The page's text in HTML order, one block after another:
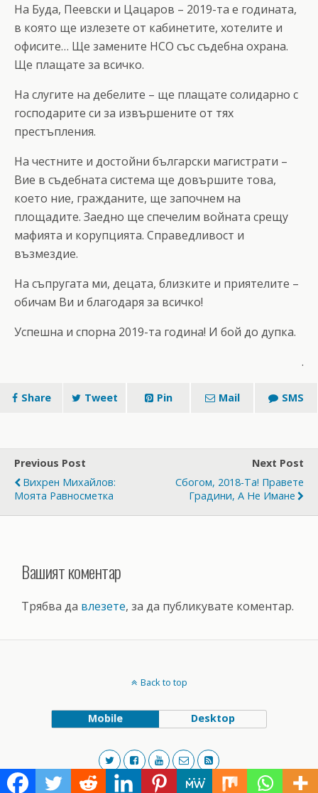
На Буда, Пеевски и Цацаров – 2019-та е годината,
в която ще излезете от кабинетите, хотелите и
офисите… Ще замените НСО със съдебна охрана.
Ще плащате за всичко.
На слугите на дебелите – ще плащате солидарно с
господарите си за извършените от тях
престъпления.
На честните и достойни български магистрати –
Вие в съдебната система ще довършите това,
което ние, гражданите, ще започнем на
площадите. Заедно ще спечелим войната срещу
мафията и корупцията. Справедливост и
възмездие.
На съпругата ми, децата, близките и приятелите –
обичам Ви и благодаря за всичко!
Успешна и спорна 2019-та година! И бой до дупка.
.
Share Tweet Pin Mail SMS
Previous Post
Вихрен Михайлов:
Моята Равносметка
Next Post
Сбогом, 2018-Та! Правете
Градини, А Не Имане
Вашият коментар
Трябва да влезете, за да публикувате коментар.
Back to top
Mobile Desktop